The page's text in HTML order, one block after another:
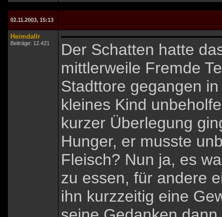
02.11.2003, 15:13
Heimdallr
Beiträge: 12.421
Der Schatten hatte
mittlerweile Fremde
Stadttore gegangen
kleines Kind
kurzer Überlegung
Hunger, er musste
Fleisch? Nun ja, es
zu essen, für andere
ihn kurzzeitig eine